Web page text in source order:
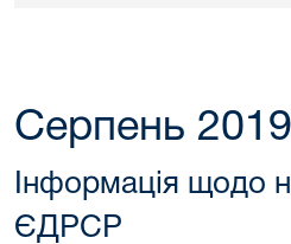
Серпень 2019
Інформація щодо
ЄДРСР